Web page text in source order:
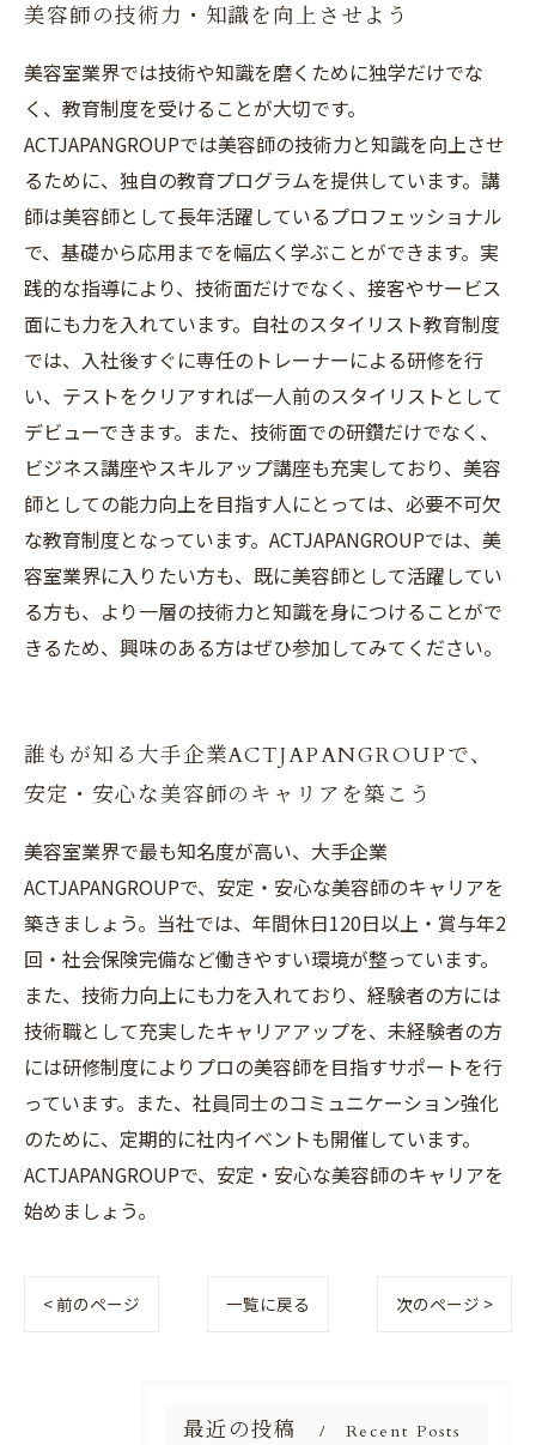
美容師の技術力・知識を向上させよう
美容室業界では技術や知識を磨くために独学だけでな
く、教育制度を受けることが大切です。
ACTJAPANGROUPでは美容師の技術力と知識を向上させ
るために、独自の教育プログラムを提供しています。講
師は美容師として長年活躍しているプロフェッショナル
で、基礎から応用までを幅広く学ぶことができます。実
践的な指導により、技術面だけでなく、接客やサービス
面にも力を入れています。自社のスタイリスト教育制度
では、入社後すぐに専任のトレーナーによる研修を行
い、テストをクリアすれば一人前のスタイリストとして
デビューできます。また、技術面での研鑽だけでなく、
ビジネス講座やスキルアップ講座も充実しており、美容
師としての能力向上を目指す人にとっては、必要不可欠
な教育制度となっています。ACTJAPANGROUPでは、美
容室業界に入りたい方も、既に美容師として活躍してい
る方も、より一層の技術力と知識を身につけることがで
きるため、興味のある方はぜひ参加してみてください。
誰もが知る大手企業ACTJAPANGROUPで、
安定・安心な美容師のキャリアを築こう
美容室業界で最も知名度が高い、大手企業
ACTJAPANGROUPで、安定・安心な美容師のキャリアを
築きましょう。当社では、年間休日120日以上・賞与年2
回・社会保険完備など働きやすい環境が整っています。
また、技術力向上にも力を入れており、経験者の方には
技術職として充実したキャリアアップを、未経験者の方
には研修制度によりプロの美容師を目指すサポートを行
っています。また、社員同士のコミュニケーション強化
のために、定期的に社内イベントも開催しています。
ACTJAPANGROUPで、安定・安心な美容師のキャリアを
始めましょう。
< 前のページ 一覧に戻る 次のページ >
最近の投稿 Recent Posts